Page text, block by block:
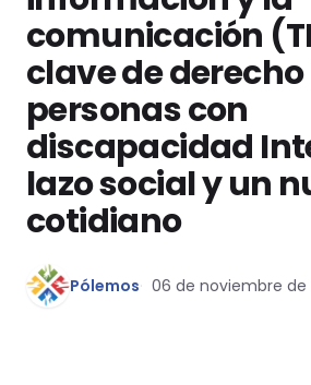
comunicación
clave de
personas con
discapacidad
lazo social y un
cotidiano
Pólemos 06 de noviembre de